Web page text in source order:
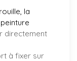
la
directement
à fixer sur